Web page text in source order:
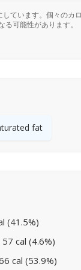
ています。個々のカ
可能性があります。
fat
(41.5%)
57 cal (4.6%)
cal (53.9%)